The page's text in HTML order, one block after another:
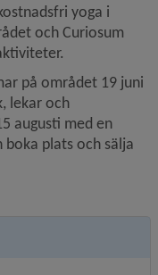
yoga i
och Curiosum
på området 19 juni
lekar och
augusti med en
plats och sälja